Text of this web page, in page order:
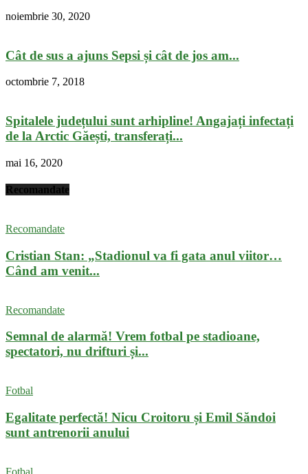
noiembrie 30, 2020
Cât de sus a ajuns Sepsi și cât de jos am...
octombrie 7, 2018
Spitalele județului sunt arhipline! Angajați infectați
de la Arctic Găești, transferați...
mai 16, 2020
Recomandate
Recomandate
Cristian Stan: „Stadionul va fi gata anul viitor…
Când am venit...
Recomandate
Semnal de alarmă! Vrem fotbal pe stadioane,
spectatori, nu drifturi și...
Fotbal
Egalitate perfectă! Nicu Croitoru și Emil Săndoi
sunt antrenorii anului
Fotbal